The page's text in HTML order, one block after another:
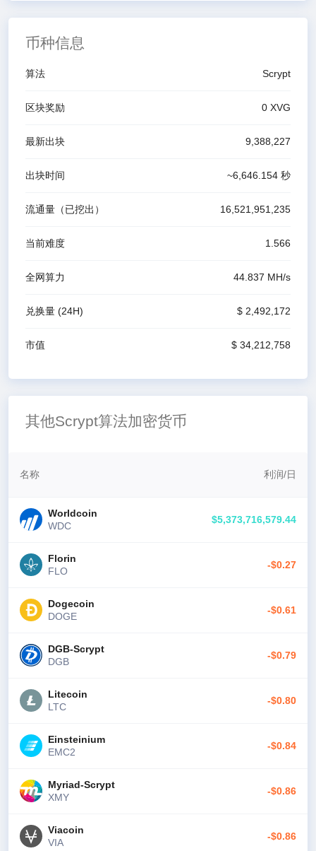
币种信息
算法 Scrypt
区块奖励 0 XVG
最新出块 9,388,227
出块时间 ~6,646.154 秒
流通量（已挖出） 16,521,951,235
当前难度 1.566
全网算力 44.837 MH/s
兑换量 (24H) $ 2,492,172
市值 $ 34,212,758
其他Scrypt算法加密货币
名称 利润/日
Worldcoin
WDC
$5,373,716,579.44
Florin
FLO
-$0.27
Dogecoin
DOGE
-$0.61
DGB-Scrypt
DGB
-$0.79
Litecoin
LTC
-$0.80
Einsteinium
EMC2
-$0.84
Myriad-Scrypt
XMY
-$0.86
Viacoin
VIA
-$0.86